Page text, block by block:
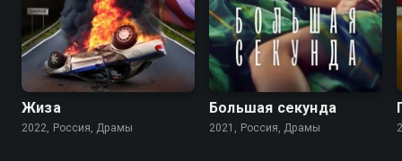
7.6 6.1
Жиза
2022, Россия, Драмы
8.3 8.0
Большая секунда
2021, Россия, Драмы